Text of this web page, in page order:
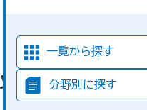
一覧から探す
分野別に探す
トが見つか